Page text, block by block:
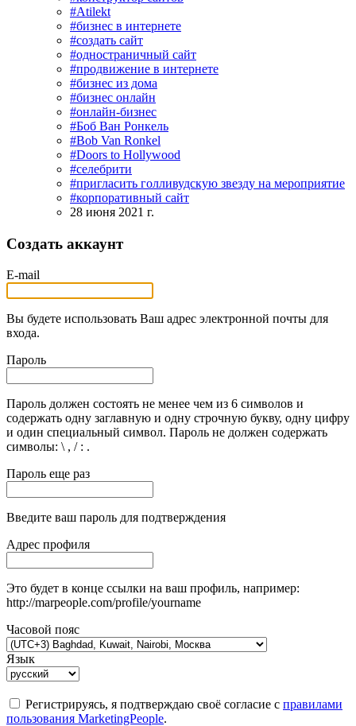
#Atilekt
#бизнес в интернете
#создать сайт
#одностраничный сайт
#продвижение в интернете
#бизнес из дома
#бизнес онлайн
#онлайн-бизнес
#Боб Ван Ронкель
#Bob Van Ronkel
#Doors to Hollywood
#селебрити
#пригласить голливудскую звезду на мероприятие
#корпоративный сайт
28 июня 2021 г.
Создать аккаунт
E-mail
Вы будете использовать Ваш адрес электронной почты для
входа.
Пароль
Пароль должен состоять не менее чем из 6 символов и
содержать одну заглавную и одну строчную букву, одну цифру
и один специальный символ. Пароль не должен содержать
символы: \ , / : .
Пароль еще раз
Введите ваш пароль для подтверждения
Адрес профиля
Это будет в конце ссылки на ваш профиль, например:
http://marpeople.com/profile/yourname
Часовой пояс
Язык
Регистрируясь, я подтверждаю своё согласие с правилами
пользования MarketingPeople.